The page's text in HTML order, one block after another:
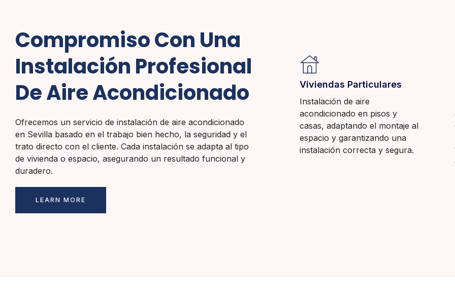
Compromiso Con Una
Instalación Profesional
De Aire Acondicionado
Ofrecemos un servicio de instalación de aire acondicionado
en Sevilla basado en el trabajo bien hecho, la seguridad y el
trato directo con el cliente. Cada instalación se adapta al tipo
de vivienda o espacio, asegurando un resultado funcional y
duradero.
LEARN MORE
Viviendas Particulares
Instalación de aire
acondicionado en pisos y
casas, adaptando el montaje al
espacio y garantizando una
instalación correcta y segura.